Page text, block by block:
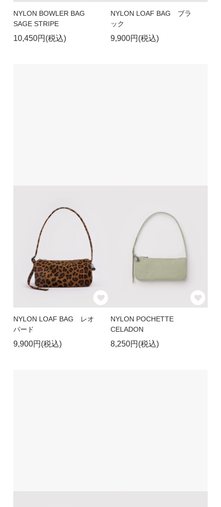
NYLON BOWLER BAG
SAGE STRIPE
10,450円(税込)
NYLON LOAF BAG ブラ
ック
9,900円(税込)
NYLON LOAF BAG レオ
パード
9,900円(税込)
NYLON POCHETTE
CELADON
8,250円(税込)